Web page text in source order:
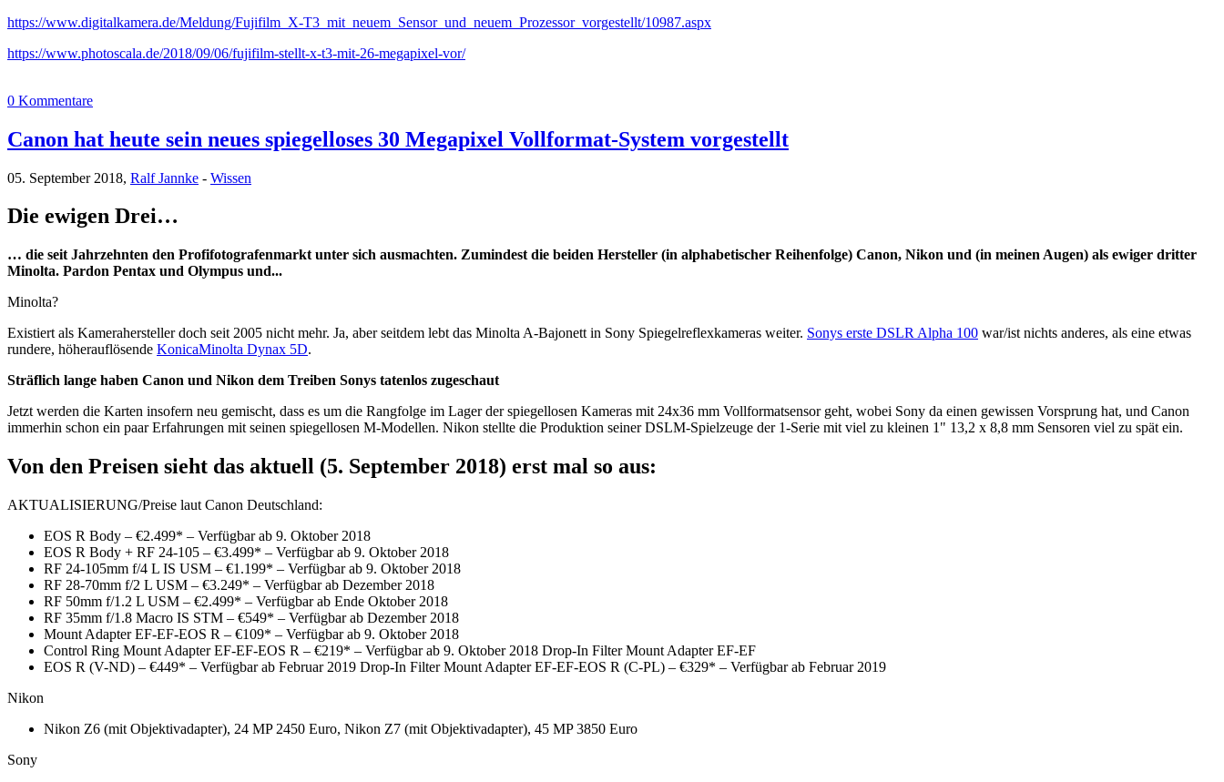
https://www.digitalkamera.de/Meldung/Fujifilm_X-T3_mit_neuem_Sensor_und_neuem_Prozessor_vorgestellt/10987.aspx
https://www.photoscala.de/2018/09/06/fujifilm-stellt-x-t3-mit-26-megapixel-vor/
0 Kommentare
Canon hat heute sein neues spiegelloses 30 Megapixel Vollformat-System vorgestellt
05. September 2018, Ralf Jannke - Wissen
Die ewigen Drei…
… die seit Jahrzehnten den Profifotografenmarkt unter sich ausmachten. Zumindest die beiden Hersteller (in alphabetischer Reihenfolge) Canon, Nikon und (in meinen Augen) als ewiger dritter
Minolta. Pardon Pentax und Olympus und...
Minolta?
Existiert als Kamerahersteller doch seit 2005 nicht mehr. Ja, aber seitdem lebt das Minolta A-Bajonett in Sony Spiegelreflexkameras weiter. Sonys erste DSLR Alpha 100 war/ist nichts anderes, als eine etwas
rundere, höherauflösende KonicaMinolta Dynax 5D.
Sträflich lange haben Canon und Nikon dem Treiben Sonys tatenlos zugeschaut
Jetzt werden die Karten insofern neu gemischt, dass es um die Rangfolge im Lager der spiegellosen Kameras mit 24x36 mm Vollformatsensor geht, wobei Sony da einen gewissen Vorsprung hat, und Canon
immerhin schon ein paar Erfahrungen mit seinen spiegellosen M-Modellen. Nikon stellte die Produktion seiner DSLM-Spielzeuge der 1-Serie mit viel zu kleinen 1" 13,2 x 8,8 mm Sensoren viel zu spät ein.
Von den Preisen sieht das aktuell (5. September 2018) erst mal so aus:
AKTUALISIERUNG/Preise laut Canon Deutschland:
EOS R Body – €2.499* – Verfügbar ab 9. Oktober 2018
EOS R Body + RF 24-105 – €3.499* – Verfügbar ab 9. Oktober 2018
RF 24-105mm f/4 L IS USM – €1.199* – Verfügbar ab 9. Oktober 2018
RF 28-70mm f/2 L USM – €3.249* – Verfügbar ab Dezember 2018
RF 50mm f/1.2 L USM – €2.499* – Verfügbar ab Ende Oktober 2018
RF 35mm f/1.8 Macro IS STM – €549* – Verfügbar ab Dezember 2018
Mount Adapter EF-EF-EOS R – €109* – Verfügbar ab 9. Oktober 2018
Control Ring Mount Adapter EF-EF-EOS R – €219* – Verfügbar ab 9. Oktober 2018 Drop-In Filter Mount Adapter EF-EF
EOS R (V-ND) – €449* – Verfügbar ab Februar 2019 Drop-In Filter Mount Adapter EF-EF-EOS R (C-PL) – €329* – Verfügbar ab Februar 2019
Nikon
Nikon Z6 (mit Objektivadapter), 24 MP 2450 Euro, Nikon Z7 (mit Objektivadapter), 45 MP 3850 Euro
Sony